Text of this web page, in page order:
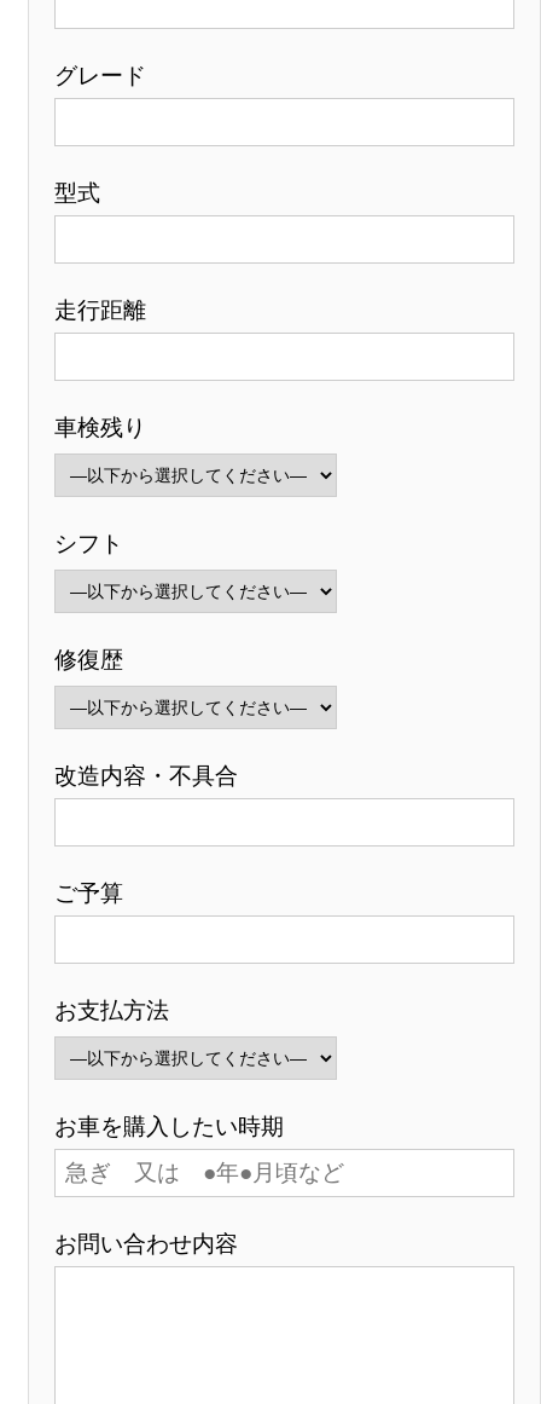
グレード
型式
走行距離
車検残り
シフト
修復歴
改造内容・不具合
ご予算
お支払方法
お車を購入したい時期
お問い合わせ内容